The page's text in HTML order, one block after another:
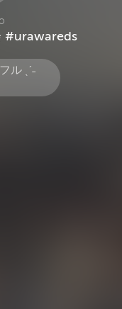
#urawareds
ル ˎˊ˗